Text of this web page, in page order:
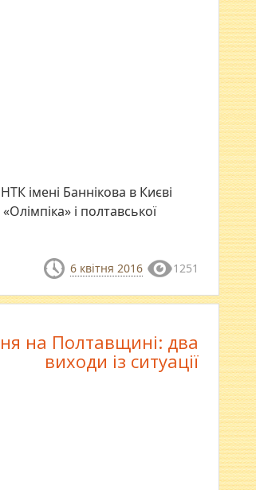
імені Баннікова в Києві
і полтавської
6 квітня 2016 1251
на Полтавщині: два
виходи із ситуації